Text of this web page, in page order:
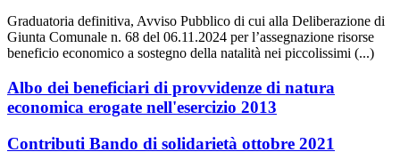
Graduatoria definitiva, Avviso Pubblico di cui alla Deliberazione di
Giunta Comunale n. 68 del 06.11.2024 per l’assegnazione risorse
beneficio economico a sostegno della natalità nei piccolissimi (...)
Albo dei beneficiari di provvidenze di natura
economica erogate nell'esercizio 2013
Contributi Bando di solidarietà ottobre 2021